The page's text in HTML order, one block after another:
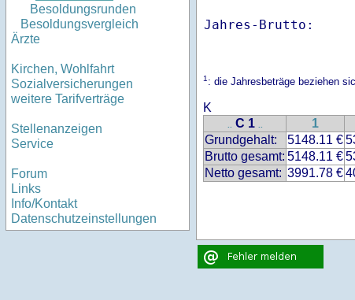
Besoldungsrunden
Besoldungsvergleich
Ärzte
Kirchen, Wohlfahrt
Sozialversicherungen
weitere Tarifverträge
Stellenanzeigen
Service
Forum
Links
Info/Kontakt
Datenschutzeinstellungen
Jahres-
1: die Jahresbeträge beziehen
K
.. C 1 .. 1
Grundgehalt:
5148.11 €
Brutto gesamt: 5148.11 €
Netto gesamt: 3991.78 €